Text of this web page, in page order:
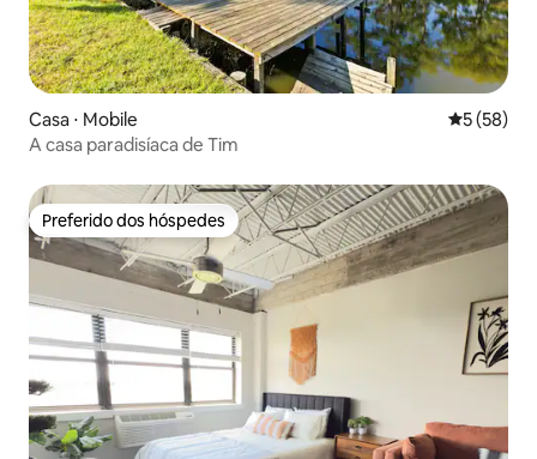
Casa ⋅ Mobile 5 de uma
5 (58)
A casa paradisíaca de Tim
Preferido dos hóspedes
Preferido dos hóspedes